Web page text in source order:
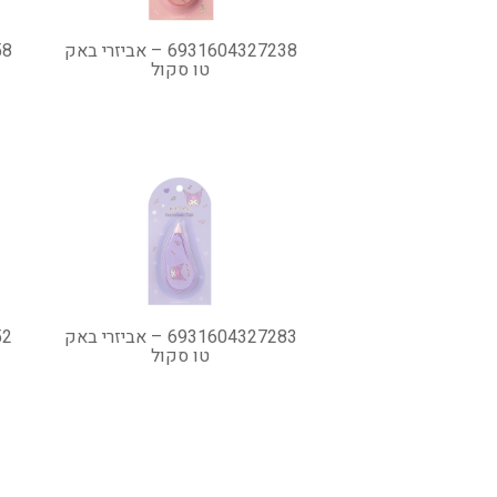
6931604327238 – אביזרי באק
טו סקול
6931604327283 – אביזרי באק
טו סקול